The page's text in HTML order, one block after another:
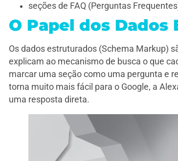
seções de FAQ (Perguntas
O Papel dos
Os dados estruturados (Schema Markup)
explicam ao mecanismo de busca o que
marcar uma seção como uma pergunta e
torna muito mais fácil para o Google, a
uma resposta direta.